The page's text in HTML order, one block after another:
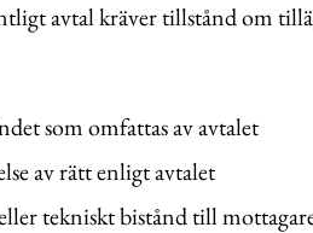
avtal kräver tillstånd om
som omfattas av avtalet
av rätt enligt avtalet
tekniskt bistånd till